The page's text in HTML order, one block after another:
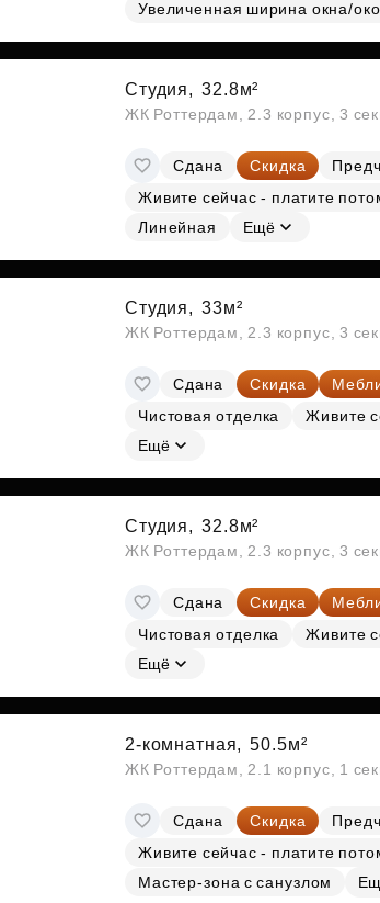
СубсидииУвеличенная ширина окна/
Студия, 32.8м²
ЖК Роттердам, 2.3 корпус, 3
Сдана Скидка
Живите сейчас - платите
Линейная
Ещё
Студия, 33м²
ЖК Роттердам, 2.3 корпус, 3
Сдана Скидка
Чистовая отделка
Живите
Ещё
Студия, 32.8м²
ЖК Роттердам, 2.3 корпус, 3
Сдана Скидка
Чистовая отделка
Живите
Ещё
2-комнатная, 50.5м²
ЖК Роттердам, 2.1 корпус, 1
Сдана Скидка
Живите сейчас - платите
Мастер-зона с санузлом